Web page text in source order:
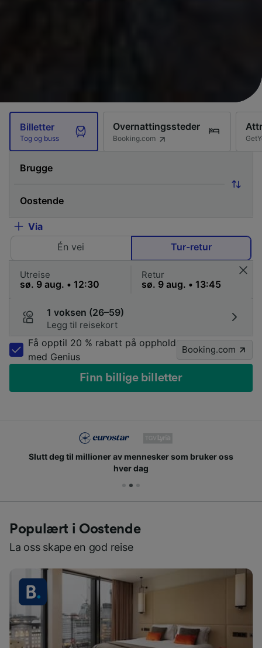
Billetter
Tog og buss
Overnattingssteder
Booking.com
Via
Én vei
Tur-retur
Utreise Retur
1 voksen (26–59)
Legg til reisekort
Få opptil 20 % rabatt på opphold
med Genius
Booking.com
Finn billige billetter
Slutt deg til millioner av mennesker som bruker oss
hver dag
Populært i Oostende
La oss skape en god reise